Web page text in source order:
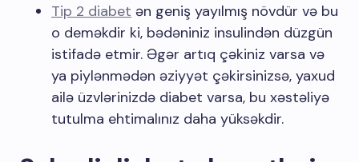
Tip 2 diabet ən geniş yayılmış növdür və bu
o deməkdir ki, bədəniniz insulindən düzgün
istifadə etmir. Əgər artıq çəkiniz varsa və
ya piylənmədən əziyyət çəkirsinizsə, yaxud
ailə üzvlərinizdə diabet varsa, bu xəstəliyə
tutulma ehtimalınız daha yüksəkdir.